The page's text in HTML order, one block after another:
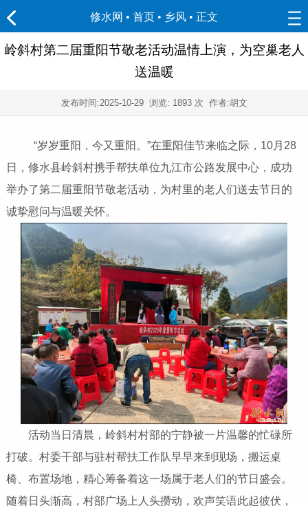
修水网 • 首页 • 乡风 • 正文
岭斜村第二届重阳节敬老活动温情上演，为空巢老人
送温暖
发布时间:2025-10-29浏览: 1893 次 作者:胡文
“岁岁重阳，今又重阳。”在重阳佳节来临之际，10月28
日，修水县岭斜村携手帮扶单位九江市公路发展中心，成功
举办了第二届重阳节敬老活动，为村里的老人们送去节日的
诚挚慰问与温暖关怀。
活动当日清晨，岭斜村村部的宁静被一片温馨的忙碌所
打破。村委干部与驻村帮扶工作队早早来到现场，搬运桌
椅、布置场地，精心筹备着这一场属于老人们的节日盛会。
随着日头渐高，村部广场上人头攒动，欢声笑语此起彼伏，